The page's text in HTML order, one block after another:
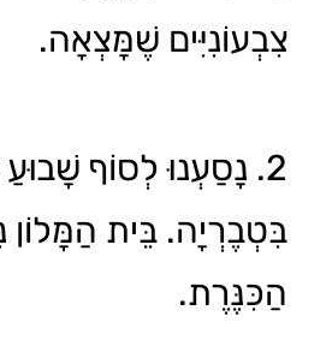
צִבְעוֹנִיִּים שֶׁמָּצְאָה.
2. נָסַעְנוּ לְסוֹף
בִּטְבֶרְיָה. בֵּית
הַכִּנֶּרֶת.